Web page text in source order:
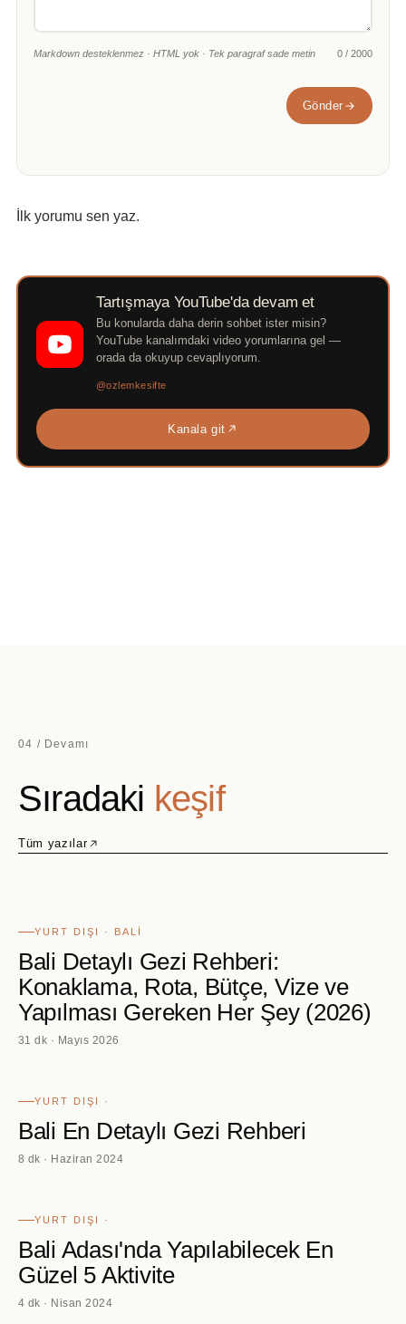
Markdown desteklenmez · HTML yok · Tek paragraf sade metin 0 / 2000
Gönder
İlk yorumu sen yaz.
Tartışmaya YouTube'da devam et
Bu konularda daha derin sohbet ister misin?
YouTube kanalımdaki video yorumlarına gel —
orada da okuyup cevaplıyorum.
@ozlemkesifte
Kanala git
04 / Devamı
Sıradaki keşif
Tüm yazılar
YURT DIŞI · BALI
Bali Detaylı Gezi Rehberi:
Konaklama, Rota, Bütçe, Vize ve
Yapılması Gereken Her Şey (2026)
31 dk · Mayıs 2026
YURT DIŞI ·
Bali En Detaylı Gezi Rehberi
8 dk · Haziran 2024
YURT DIŞI ·
Bali Adası'nda Yapılabilecek En
Güzel 5 Aktivite
4 dk · Nisan 2024